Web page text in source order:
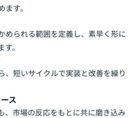
ます。
められる範囲を定義し、素早く形に
。
、短いサイクルで実装と改善を繰り
ス
、市場の反応をもとに共に磨き込み